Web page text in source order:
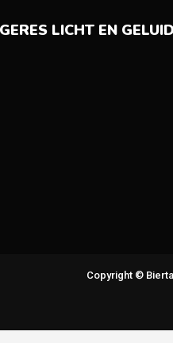
LICHT EN
Copyright ©